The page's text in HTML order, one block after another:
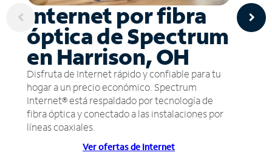
Internet por fibra
óptica de Spectrum
en Harrison, OH
Disfruta de Internet rápido y confiable para tu
hogar a un precio económico. Spectrum
Internet® está respaldado por tecnología de
fibra óptica y conectado a las instalaciones por
líneas coaxiales.
Ver ofertas de Internet